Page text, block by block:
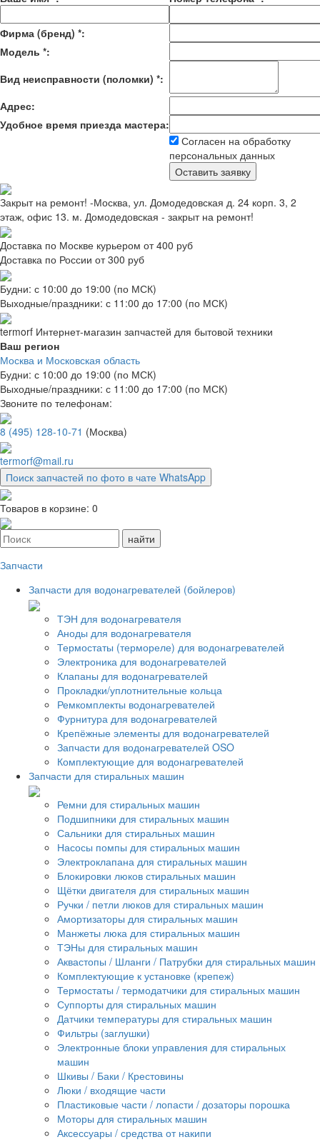
Фирма (бренд) *:
Модель *:
Вид неисправности (поломки) *:
Адрес:
Удобное время приезда мастера:
Согласен на обработку
персональных данных
Закрыт на ремонт! -Москва, ул. Домодедовская д. 24 корп. 3, 2
этаж, офис 13. м. Домодедовская - закрыт на ремонт!
Доставка по Москве курьером от 400 руб
Доставка по России от 300 руб
Будни: с 10:00 до 19:00 (по МСК)
Выходные/праздники: с 11:00 до 17:00 (по МСК)
termorf Интернет-магазин запчастей для бытовой техники
Ваш регион
Москва и Московская область
Будни: с 10:00 до 19:00 (по МСК)
Выходные/праздники: с 11:00 до 17:00 (по МСК)
Звоните по телефонам:
8 (495) 128-10-71 (Москва)
termorf@mail.ru
Поиск запчастей по фото в чате WhatsApp
Товаров в корзине: 0
Запчасти
Запчасти для водонагревателей (бойлеров)
ТЭН для водонагревателя
Аноды для водонагревателя
Термостаты (термореле) для водонагревателей
Электроника для водонагревателей
Клапаны для водонагревателей
Прокладки/уплотнительные кольца
Ремкомплекты водонагревателей
Фурнитура для водонагревателей
Крепёжные элементы для водонагревателей
Запчасти для водонагревателей OSO
Комплектующие для водонагревателей
Запчасти для стиральных машин
Ремни для стиральных машин
Подшипники для стиральных машин
Сальники для стиральных машин
Насосы помпы для стиральных машин
Электроклапана для стиральных машин
Блокировки люков стиральных машин
Щётки двигателя для стиральных машин
Ручки / петли люков для стиральных машин
Амортизаторы для стиральных машин
Манжеты люка для стиральных машин
ТЭНы для стиральных машин
Аквастопы / Шланги / Патрубки для стиральных машин
Комплектующие к установке (крепеж)
Термостаты / термодатчики для стиральных машин
Суппорты для стиральных машин
Датчики температуры для стиральных машин
Фильтры (заглушки)
Электронные блоки управления для стиральных
машин
Шкивы / Баки / Крестовины
Люки / входящие части
Пластиковые части / лопасти / дозаторы порошка
Моторы для стиральных машин
Аксессуары / средства от накипи